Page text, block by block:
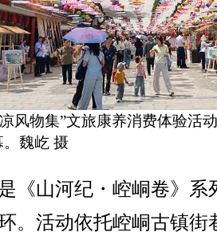
风物集”文旅康养消费体验活
魏屹 摄
山河纪・崆峒卷》系
。活动依托崆峒古镇街